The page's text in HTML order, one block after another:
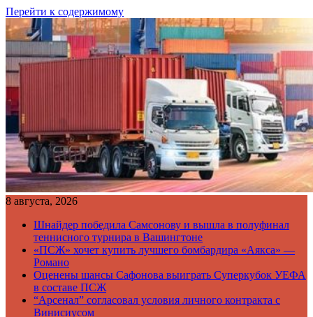
Перейти к содержимому
8 августа, 2026
Шнайдер победила Самсонову и вышла в полуфинал
теннисного турнира в Вашингтоне
«ПСЖ» хочет купить лучшего бомбардира «Аякса» —
Романо
Оценены шансы Сафонова выиграть Суперкубок УЕФА
в составе ПСЖ
“Арсенал” согласовал условия личного контракта с
Винисиусом